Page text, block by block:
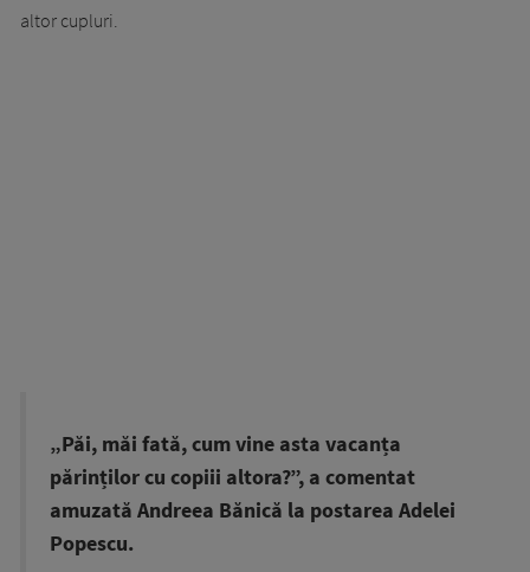
altor cupluri.
„Păi, măi fată, cum vine asta vacanța
părinților cu copiii altora?”, a comentat
amuzată Andreea Bănică la postarea Adelei
Popescu.